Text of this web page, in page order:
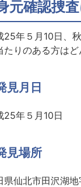
元確認捜
25年５月10日、
たりのある方は
見月日
25年５月10日
見場所
県仙北市田沢湖